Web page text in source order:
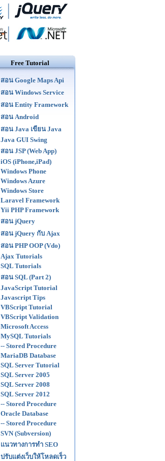
Free Tutorial
สอน Google Maps Api
สอน Windows Service
สอน Entity Framework
สอน Android
สอน Java เขียน Java
Java GUI Swing
สอน JSP (Web App)
iOS (iPhone,iPad)
Windows Phone
Windows Azure
Windows Store
Laravel Framework
Yii PHP Framework
สอน jQuery
สอน jQuery กับ Ajax
สอน PHP OOP (Vdo)
Ajax Tutorials
SQL Tutorials
สอน SQL (Part 2)
JavaScript Tutorial
Javascript Tips
VBScript Tutorial
VBScript Validation
Microsoft Access
MySQL Tutorials
-- Stored Procedure
MariaDB Database
SQL Server Tutorial
SQL Server 2005
SQL Server 2008
SQL Server 2012
-- Stored Procedure
Oracle Database
-- Stored Procedure
SVN (Subversion)
แนวทางการทำ SEO
ปรับแต่งเว็บให้โหลดเร็ว